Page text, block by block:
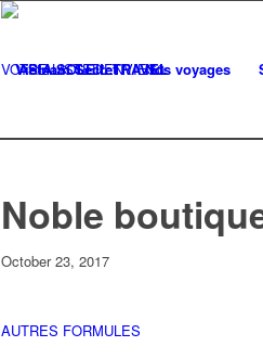
Vietnam Secret Nos voyages
VOTRE LISTED'ENVIES0
Noble
October 23, 2017
AUTRES FORMULES